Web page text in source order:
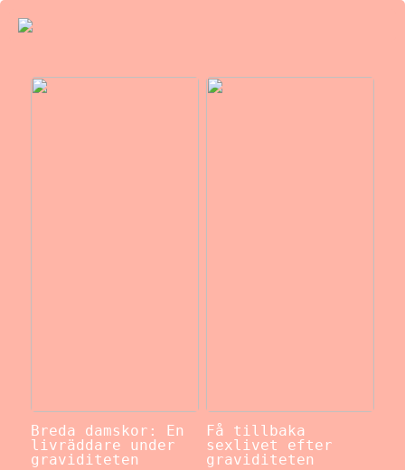
Breda damskor: En
livräddare under
graviditeten
Få tillbaka
sexlivet efter
graviditeten